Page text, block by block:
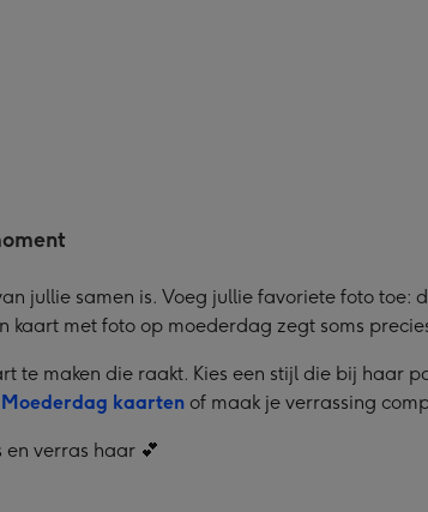
jullie samen is. Voeg jullie favoriete foto toe:
kaart met foto op moederdag zegt soms
te maken die raakt. Kies een stijl die bij haar
Moederdag kaarten of maak je verrassing
verras haar 💕